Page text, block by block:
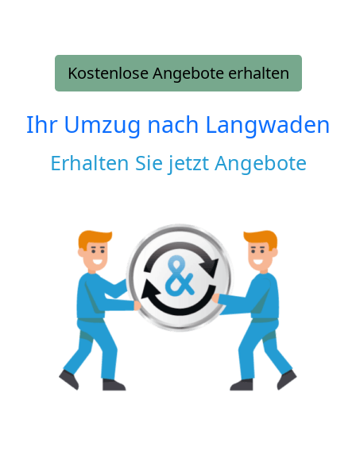
Kostenlose Angebote erhalten
Ihr Umzug nach Langwaden
Erhalten Sie jetzt Angebote